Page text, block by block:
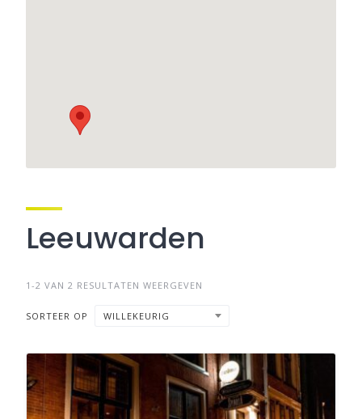
Leeuwarden
1-2 VAN 2 RESULTATEN WEERGEVEN
SORTEER OP WILLEKEURIG